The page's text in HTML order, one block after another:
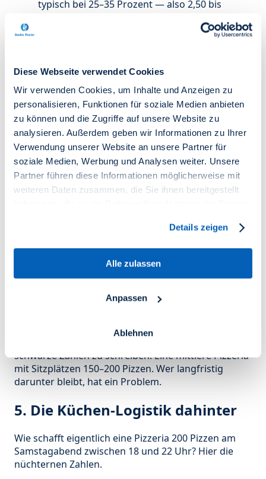
Diese Webseite verwendet Cookies
Wir verwenden Cookies, um Inhalte und Anzeigen zu
personalisieren, Funktionen für soziale Medien anbieten
zu können und die Zugriffe auf unsere Website zu
analysieren. Außerdem geben wir Informationen zu Ihrer
Verwendung unserer Website an unsere Partner für
soziale Medien, Werbung und Analysen weiter. Unsere
Partner führen diese Informationen möglicherweise mit
weiteren Daten zusammen, die Sie ihnen bereitgestellt
Details zeigen
Alle zulassen
Anpassen
Ablehnen
typisch bei 25–35 Prozent — also 2,50 bis
(Annahmen: 100 Pizzen/Tag, 11 € Schnitt):
Tagesumsatz: 1.100 €
Wareneinsatz (30 %): 330 €
Personalkosten (Pizzaiolo + Lieferdienst): 350 €
Miete + Nebenkosten anteilig: 100 €
Bestellplattform-Provision (anteilig): 100–200 €
Sonstiges (Verpackung, Strom, Marketing): 80
€
Tages-Deckungsbeitrag: ca. 0–140 €
bis kleine Marge. Erst ab **120–150
Provision ist begrenzt. Wer auf eigene
Bestellsysteme setzt (sieheLieferdienst-
Marge optimieren), verbessert die
Rechnung um etwa 15–25 Prozent.
: Eine kleine Pizzeria braucht im
schwarze Zahlen zu schreiben. Eine mittlere Pizzeria
mit Sitzplätzen 150–200 Pizzen. Wer langfristig
darunter bleibt, hat ein Problem.
5. Die Küchen-Logistik dahinter
Wie schafft eigentlich eine Pizzeria 200 Pizzen am
Samstagabend zwischen 18 und 22 Uhr? Hier die
nüchternen Zahlen.